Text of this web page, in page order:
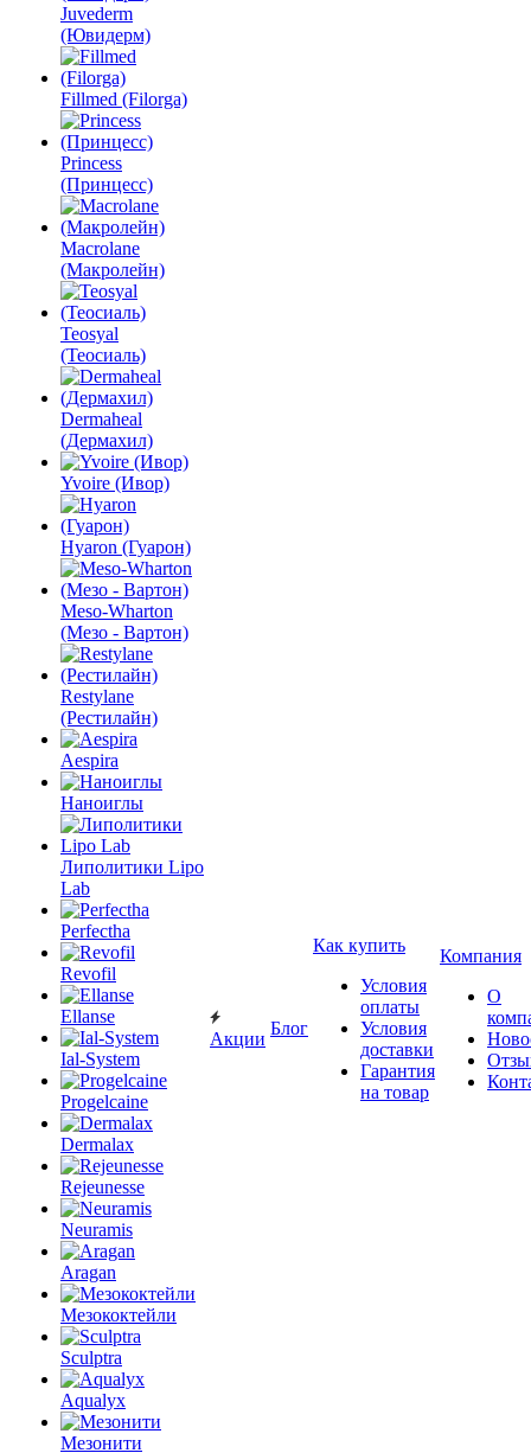
Juvederm
(Ювидерм)
Fillmed (Filorga)
Princess
(Принцесс)
Macrolane
(Макролейн)
Teosyal
(Теосиаль)
Dermaheal
(Дермахил)
Yvoire (Ивор)
Hyaron (Гуарон)
Meso-Wharton
(Мезо - Вартон)
Restylane
(Рестилайн)
Aespira
Наноиглы
Липолитики Lipo
Lab
Perfectha
Revofil
Ellanse
Ial-System
Progelcaine
Dermalax
Rejeunesse
Neuramis
Aragan
Мезококтейли
Sculptra
Aqualyx
Мезонити
Акции
Блог
Как купить
Условия
оплаты
Условия
доставки
Гарантия
на товар
Компания
О